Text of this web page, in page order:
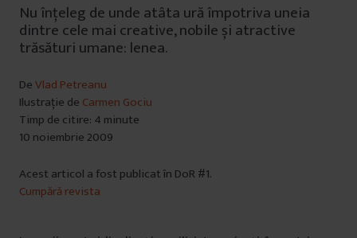
Nu înţeleg de unde atâta ură împotriva uneia
dintre cele mai creative, nobile și atractive
trăsături umane: lenea.
DeVlad Petreanu
Ilustrație de Carmen Gociu
Timp de citire: 4 minute
10 noiembrie 2009
Acest articol a fost publicat în DoR #1.
Cumpără revista